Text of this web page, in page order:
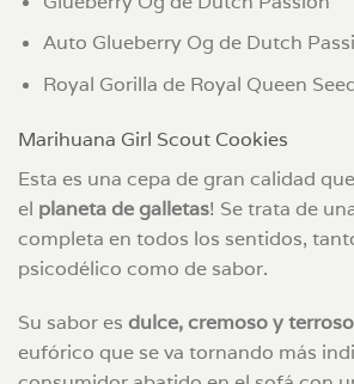
Auto Glueberry Og de Dutch
Royal Gorilla de Royal Queen
Marihuana Girl Scout Cookies
Esta es una cepa de gran calidad
el planeta de galletas! Se trata de
completa en todos los sentidos,
psicodélico como de sabor.
Su sabor es dulce, cremoso y
eufórico que se va tornando más